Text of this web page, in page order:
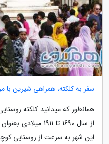
سفر به کلکته، همراهی شیرین
همانطور که میدانید کلکته
از سال 1690 تا
این شهر به سرعت از روستایی